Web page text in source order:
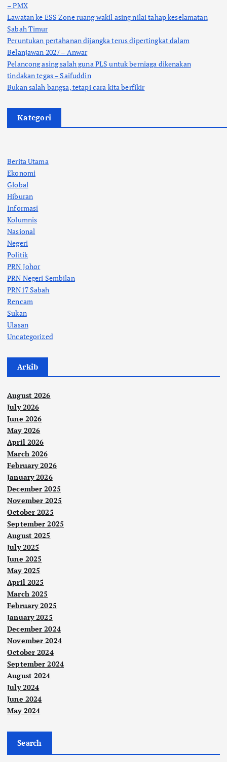
– PMX
Lawatan ke ESS Zone ruang wakil asing nilai tahap keselamatan
Sabah Timur
Peruntukan pertahanan dijangka terus dipertingkat dalam
Belanjawan 2027 – Anwar
Pelancong asing salah guna PLS untuk berniaga dikenakan
tindakan tegas – Saifuddin
Bukan salah bangsa, tetapi cara kita berfikir
Kategori
Berita Utama
Ekonomi
Global
Hiburan
Informasi
Kolumnis
Nasional
Negeri
Politik
PRN Johor
PRN Negeri Sembilan
PRN17 Sabah
Rencam
Sukan
Ulasan
Uncategorized
Arkib
August 2026
July 2026
June 2026
May 2026
April 2026
March 2026
February 2026
January 2026
December 2025
November 2025
October 2025
September 2025
August 2025
July 2025
June 2025
May 2025
April 2025
March 2025
February 2025
January 2025
December 2024
November 2024
October 2024
September 2024
August 2024
July 2024
June 2024
May 2024
Search
Berit
a
Utam
Nege
ri
Pela
nco
ng
asin
sala
h
ang
DA